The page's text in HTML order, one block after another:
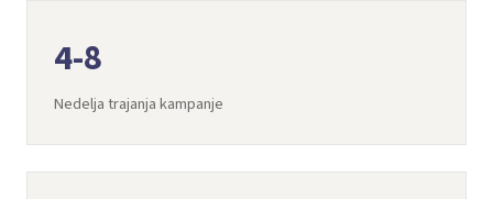
4-8
Nedelja trajanja kampanje